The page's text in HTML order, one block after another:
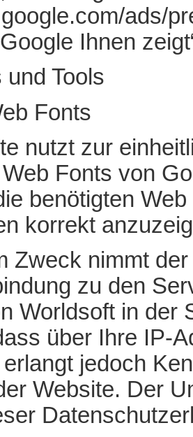
ads/
Ihnen
Tools
Fonts
nutzt zur
Fonts von
benötigten
korrekt
Zweck nimmt
zu den
Worldsoft in der
über Ihre IP-
jedoch
Website. Der